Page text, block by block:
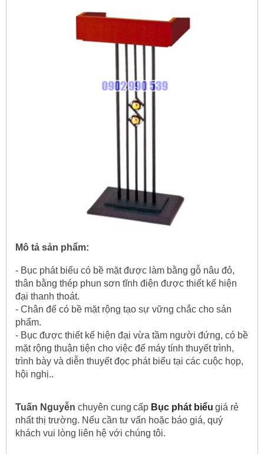
Mô tả sản phẩm:
- Bục phát biểu có bề mặt được làm bằng gỗ nâu đỏ,
thân bằng thép phun sơn tĩnh điện được thiết kế hiện
đại thanh thoát.
- Chân đế có bề mặt rộng tạo sự vững chắc cho sản
phẩm.
- Bục được thiết kế hiện đại vừa tầm người đứng, có bề
mặt rộng thuận tiện cho việc để máy tính thuyết trình,
trình bày và diễn thuyết đọc phát biểu tại các cuộc họp,
hội nghị..
Tuấn Nguyễn chuyên cung cấp Bục phát biểu giá rẻ
nhất thị trường. Nếu cần tư vấn hoặc báo giá, quý
khách vui lòng liên hệ với chúng tôi.